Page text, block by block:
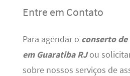
Entre em Contato
Para agendar o conserto
em Guaratiba RJou
sobre nossos serviços de